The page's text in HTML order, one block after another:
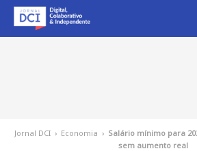
Jornal DCI › Economia › Salário mínimo para
sem aumento real